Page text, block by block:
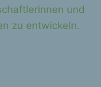
und
zu entwickeln.